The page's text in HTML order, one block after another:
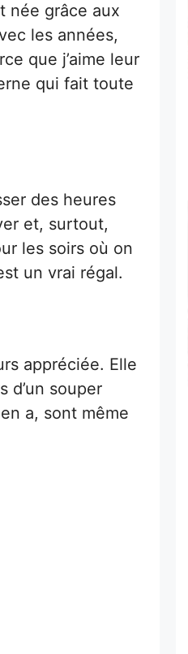
née grâce aux
les années,
que j’aime leur
qui fait toute
des heures
et, surtout,
les soirs où on
un vrai régal.
appréciée. Elle
d’un souper
a, sont même